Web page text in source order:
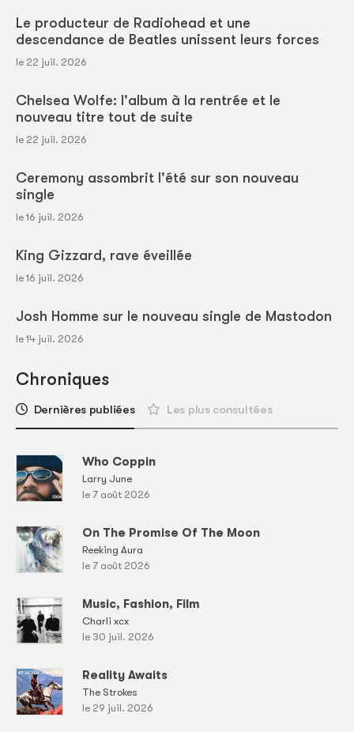
Le producteur de Radiohead et une
descendance de Beatles unissent leurs forces
le 22 juil. 2026
Chelsea Wolfe: l'album à la rentrée et le
nouveau titre tout de suite
le 22 juil. 2026
Ceremony assombrit l'été sur son nouveau
single
le 16 juil. 2026
King Gizzard, rave éveillée
le 16 juil. 2026
Josh Homme sur le nouveau single de Mastodon
le 14 juil. 2026
Chroniques
Dernières publiées Les plus consultées
Who Coppin
Larry June
le 7 août 2026
On The Promise Of The Moon
Reeking Aura
le 7 août 2026
Music, Fashion, Film
Charli xcx
le 30 juil. 2026
Reality Awaits
The Strokes
le 29 juil. 2026